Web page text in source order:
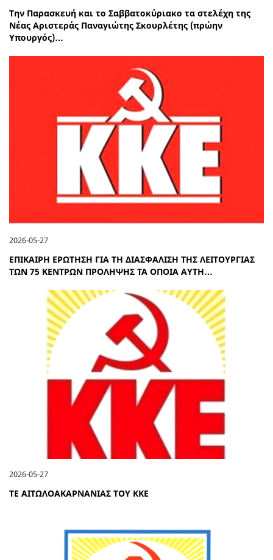
Την Παρασκευή και το Σαββατοκύριακο τα στελέχη της
Νέας Αριστεράς Παναγιώτης Σκουρλέτης (πρώην
Υπουργός)…
2026-05-27
ΕΠΙΚΑΙΡΗ ΕΡΩΤΗΣΗ ΓΙΑ ΤΗ ΔΙΑΣΦΑΛΙΣΗ ΤΗΣ ΛΕΙΤΟΥΡΓΙΑΣ
ΤΩΝ 75 ΚΕΝΤΡΩΝ ΠΡΟΛΗΨΗΣ ΤΑ ΟΠΟΙΑ ΑΥΤΗ…
2026-05-27
ΤΕ ΑΙΤΩΛΟΑΚΑΡΝΑΝΙΑΣ ΤΟΥ ΚΚΕ